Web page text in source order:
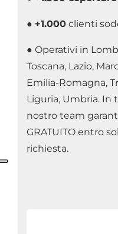
● +1.000 clienti
● Operativi in
Toscana, Lazio,
Emilia-Romagna,
Liguria, Umbria. In
nostro team
GRATUITO entro
richiesta.